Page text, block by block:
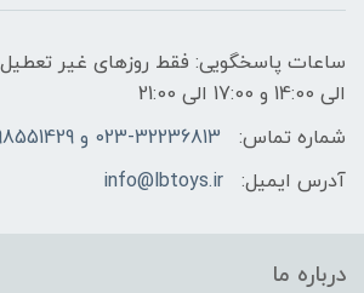
الی 14:00 و 17:00 الی 21:00
شماره تماس:
023-32236813 و 09198551429
آدرس ایمیل:
info@lbtoys.ir
درباره ما